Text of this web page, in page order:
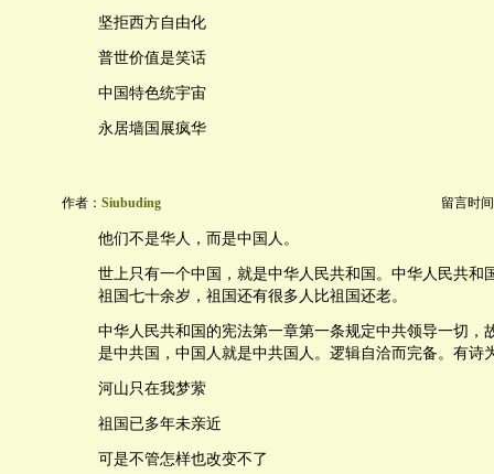
坚拒西方自由化
普世价值是笑话
中国特色统宇宙
永居墙国展疯华
作者： Siubuding 留言时
他们不是华人，而是中国人。
世上只有一个中国，就是中华人民共和国。中华人民共和
祖国七十余岁，祖国还有很多人比祖国还老。
中华人民共和国的宪法第一章第一条规定中共领导一切，
是中共国，中国人就是中共国人。逻辑自洽而完备。有诗
河山只在我梦萦
祖国已多年未亲近
可是不管怎样也改变不了